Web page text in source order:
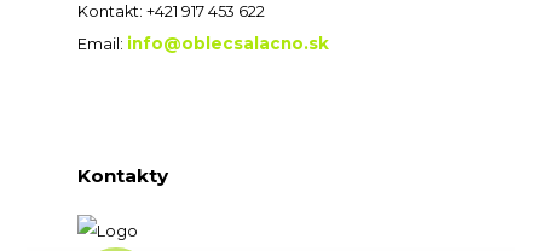
Kontakt: +421 917 453 622
Email: info@oblecsalacno.sk
Kontakty